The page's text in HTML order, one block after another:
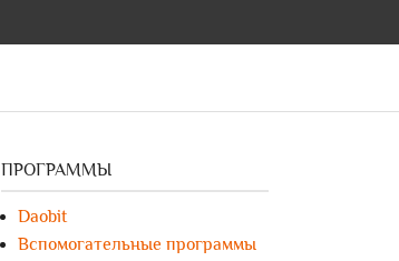
ПРОГРАММЫ
Daobit
Вспомогательные программы